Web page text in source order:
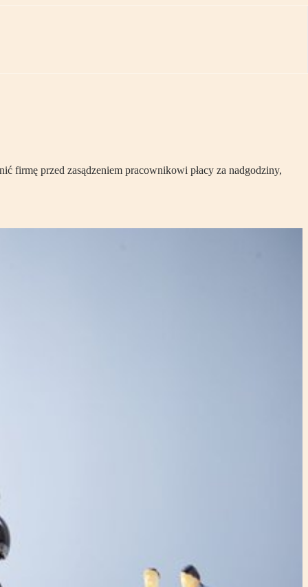
firmę przed zasądzeniem pracownikowi płacy za nadgodziny,